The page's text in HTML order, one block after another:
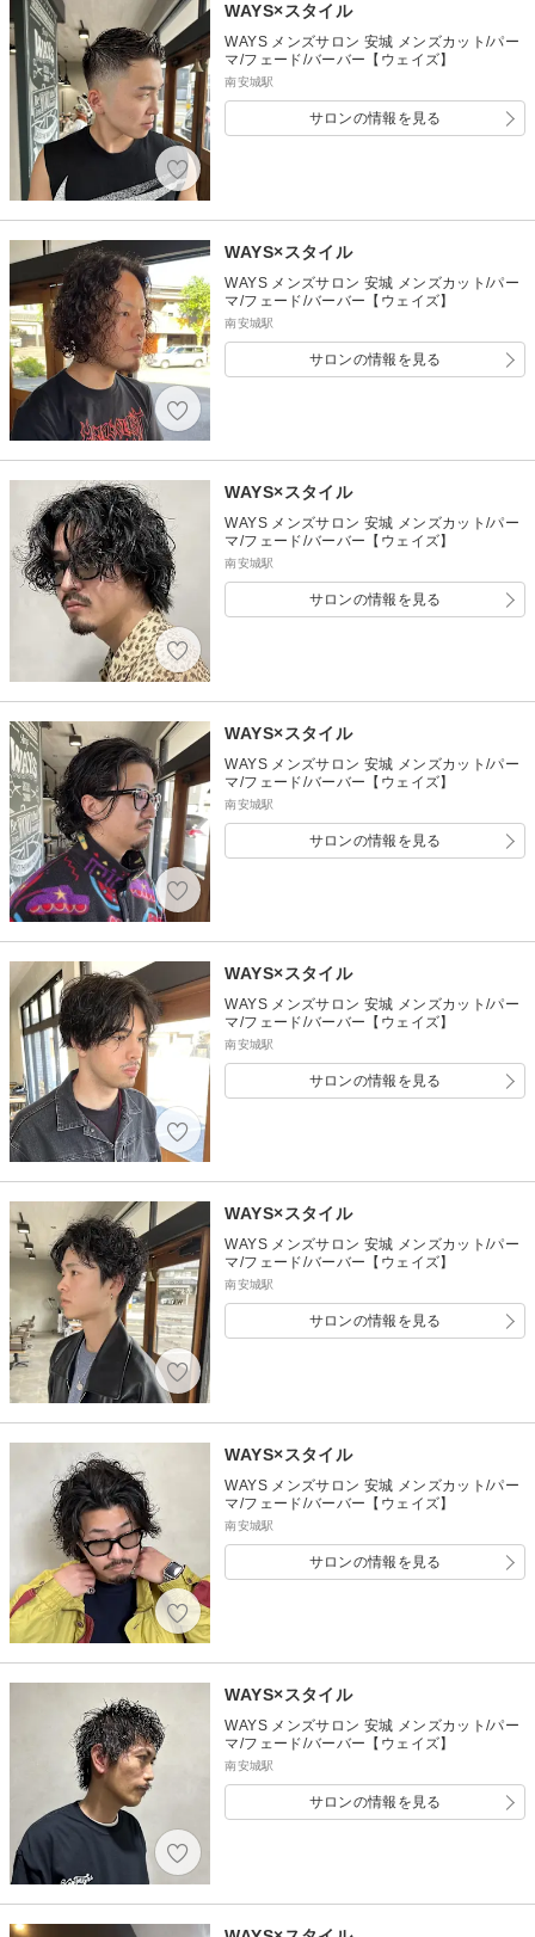
WAYS×スタイル
WAYS メンズサロン 安城 メンズカット/パー
マ/フェード/バーバー【ウェイズ】
南安城駅
サロンの情報を見る
WAYS×スタイル
WAYS メンズサロン 安城 メンズカット/パー
マ/フェード/バーバー【ウェイズ】
南安城駅
サロンの情報を見る
WAYS×スタイル
WAYS メンズサロン 安城 メンズカット/パー
マ/フェード/バーバー【ウェイズ】
南安城駅
サロンの情報を見る
WAYS×スタイル
WAYS メンズサロン 安城 メンズカット/パー
マ/フェード/バーバー【ウェイズ】
南安城駅
サロンの情報を見る
WAYS×スタイル
WAYS メンズサロン 安城 メンズカット/パー
マ/フェード/バーバー【ウェイズ】
南安城駅
サロンの情報を見る
WAYS×スタイル
WAYS メンズサロン 安城 メンズカット/パー
マ/フェード/バーバー【ウェイズ】
南安城駅
サロンの情報を見る
WAYS×スタイル
WAYS メンズサロン 安城 メンズカット/パー
マ/フェード/バーバー【ウェイズ】
南安城駅
サロンの情報を見る
WAYS×スタイル
WAYS メンズサロン 安城 メンズカット/パー
マ/フェード/バーバー【ウェイズ】
南安城駅
サロンの情報を見る